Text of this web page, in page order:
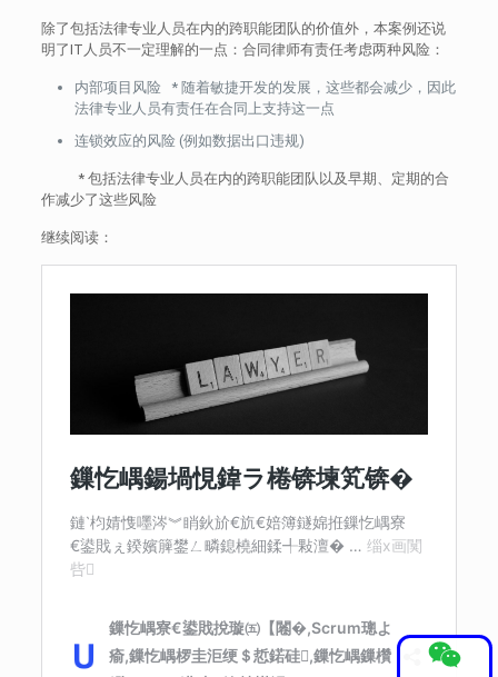
除了包括法律专业人员在内的跨职能团队的价值外，本案例还说
明了IT人员不一定理解的一点：合同律师有责任考虑两种风险：
内部项目风险 * 随着敏捷开发的发展，这些都会减少，因此
法律专业人员有责任在合同上支持这一点
连锁效应的风险 (例如数据出口违规)
* 包括法律专业人员在内的跨职能团队以及早期、定期的合
作减少了这些风险
继续阅读：